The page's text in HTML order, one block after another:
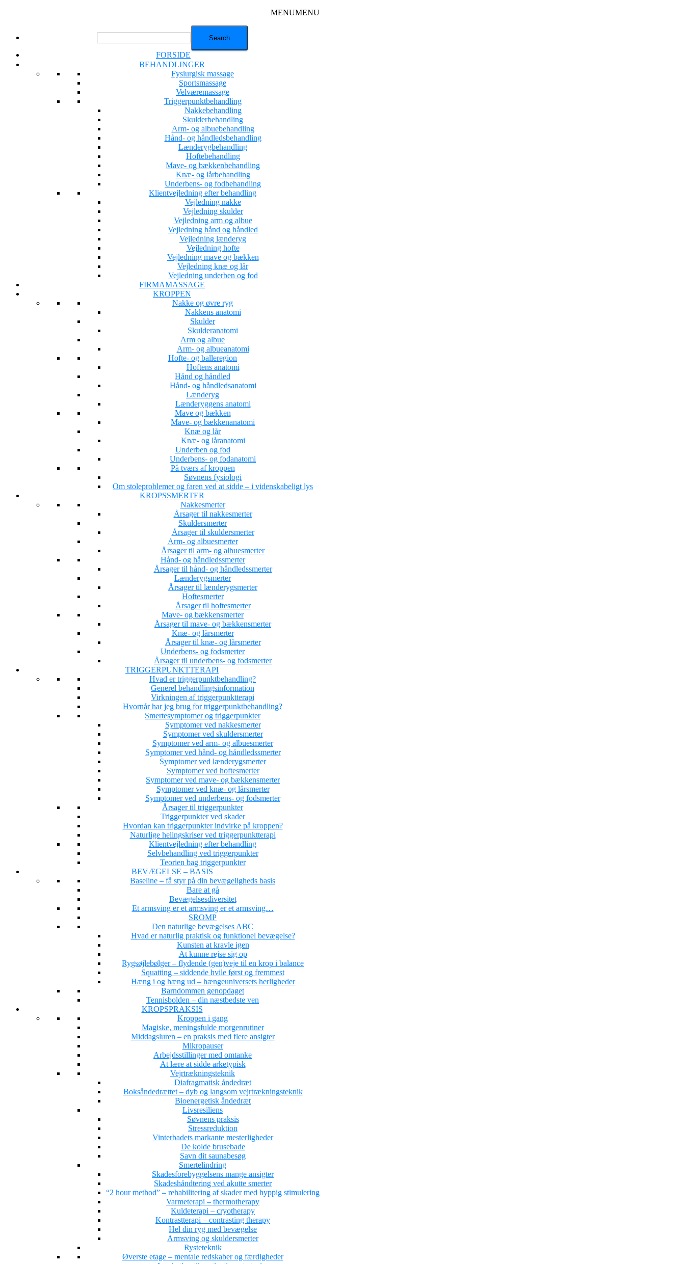
MENUMENU
FORSIDE
BEHANDLINGER
Fysiurgisk massage
Sportsmassage
Velværemassage
Triggerpunktbehandling
Nakkebehandling
Skulderbehandling
Arm- og albuebehandling
Hånd- og håndledsbehandling
Lænderygbehandling
Hoftebehandling
Mave- og bækkenbehandling
Knæ- og lårbehandling
Underbens- og fodbehandling
Klientvejledning efter behandling
Vejledning nakke
Vejledning skulder
Vejledning arm og albue
Vejledning hånd og håndled
Vejledning lænderyg
Vejledning hofte
Vejledning mave og bækken
Vejledning knæ og lår
Vejledning underben og fod
FIRMAMASSAGE
KROPPEN
Nakke og øvre ryg
Nakkens anatomi
Skulder
Skulderanatomi
Arm og albue
Arm- og albueanatomi
Hofte- og balleregion
Hoftens anatomi
Hånd og håndled
Hånd- og håndledsanatomi
Lænderyg
Lænderyggens anatomi
Mave og bækken
Mave- og bækkenanatomi
Knæ og lår
Knæ- og låranatomi
Underben og fod
Underbens- og fodanatomi
På tværs af kroppen
Søvnens fysiologi
Om stoleproblemer og faren ved at sidde – i videnskabeligt lys
KROPSSMERTER
Nakkesmerter
Årsager til nakkesmerter
Skuldersmerter
Årsager til skuldersmerter
Arm- og albuesmerter
Årsager til arm- og albuesmerter
Hånd- og håndledssmerter
Årsager til hånd- og håndledssmerter
Lænderygsmerter
Årsager til lænderygsmerter
Hoftesmerter
Årsager til hoftesmerter
Mave- og bækkensmerter
Årsager til mave- og bækkensmerter
Knæ- og lårsmerter
Årsager til knæ- og lårsmerter
Underbens- og fodsmerter
Årsager til underbens- og fodsmerter
TRIGGERPUNKTTERAPI
Hvad er triggerpunktbehandling?
Generel behandlingsinformation
Virkningen af triggerpunktterapi
Hvornår har jeg brug for triggerpunktbehandling?
Smertesymptomer og triggerpunkter
Symptomer ved nakkesmerter
Symptomer ved skuldersmerter
Symptomer ved arm- og albuesmerter
Symptomer ved hånd- og håndledssmerter
Symptomer ved lænderygsmerter
Symptomer ved hoftesmerter
Symptomer ved mave- og bækkensmerter
Symptomer ved knæ- og lårsmerter
Symptomer ved underbens- og fodsmerter
Årsager til triggerpunkter
Triggerpunkter ved skader
Hvordan kan triggerpunkter indvirke på kroppen?
Naturlige helingskriser ved triggerpunktterapi
Klientvejledning efter behandling
Selvbehandling ved triggerpunkter
Teorien bag triggerpunkter
BEVÆGELSE – BASIS
Baseline – få styr på din bevægeligheds basis
Bare at gå
Bevægelsesdiversitet
Et armsving er et armsving er et armsving…
SROMP
Den naturlige bevægelses ABC
Hvad er naturlig praktisk og funktionel bevægelse?
Kunsten at kravle igen
At kunne rejse sig op
Rygsøjlebølger – flydende (gen)veje til en krop i balance
Squatting – siddende hvile først og fremmest
Hæng i og hæng ud – hængeuniversets herligheder
Barndommen genopdaget
Tennisbolden – din næstbedste ven
KROPSPRAKSIS
Kroppen i gang
Magiske, meningsfulde morgenrutiner
Middagsluren – en praksis med flere ansigter
Mikropauser
Arbejdsstillinger med omtanke
At lære at sidde arketypisk
Vejrtrækningsteknik
Diafragmatisk åndedræt
Boksåndedrættet – dyb og langsom vejrtrækningsteknik
Bioenergetisk åndedræt
Livsresiliens
Søvnens praksis
Stressreduktion
Vinterbadets markante mesterligheder
De kolde brusebade
Savn dit saunabesøg
Smertelindring
Skadesforebyggelsens mange ansigter
Skadeshåndtering ved akutte smerter
“2 hour method” – rehabilitering af skader med hyppig stimulering
Varmeterapi – thermotherapy
Kuldeterapi – cryotherapy
Kontrastterapi – contrasting therapy
Hel din ryg med bevægelse
Armsving og skuldersmerter
Rysteteknik
Øverste etage – mentale redskaber og færdigheder